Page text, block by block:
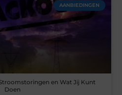
AANBIEDINGEN
en Wat Jij Kunt
Doen